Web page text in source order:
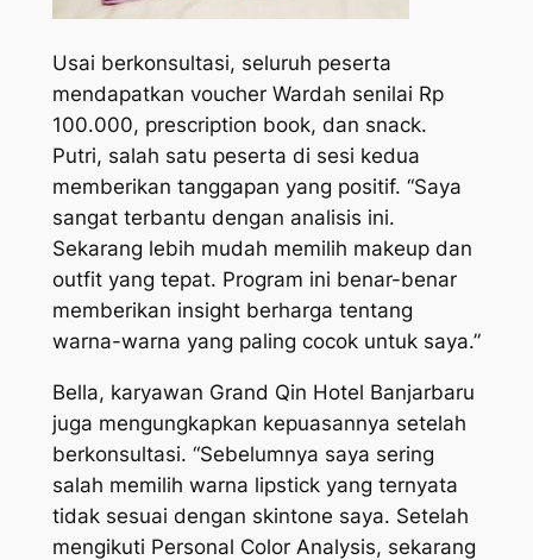
Usai berkonsultasi, seluruh peserta
mendapatkan voucher Wardah senilai Rp
100.000, prescription book, dan snack.
Putri, salah satu peserta di sesi kedua
memberikan tanggapan yang positif. “Saya
sangat terbantu dengan analisis ini.
Sekarang lebih mudah memilih makeup dan
outfit yang tepat. Program ini benar-benar
memberikan insight berharga tentang
warna-warna yang paling cocok untuk saya.”
Bella, karyawan Grand Qin Hotel Banjarbaru
juga mengungkapkan kepuasannya setelah
berkonsultasi. “Sebelumnya saya sering
salah memilih warna lipstick yang ternyata
tidak sesuai dengan skintone saya. Setelah
mengikuti Personal Color Analysis, sekarang